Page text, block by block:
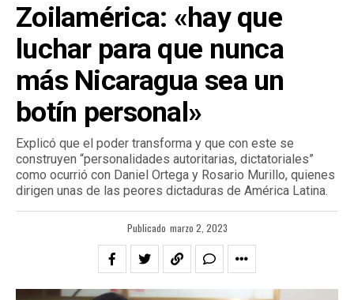
Zoilamérica: «hay que
luchar para que nunca
más Nicaragua sea un
botín personal»
Explicó que el poder transforma y que con este se
construyen “personalidades autoritarias, dictatoriales”
como ocurrió con Daniel Ortega y Rosario Murillo, quienes
dirigen unas de las peores dictaduras de América Latina.
Publicado marzo 2, 2023